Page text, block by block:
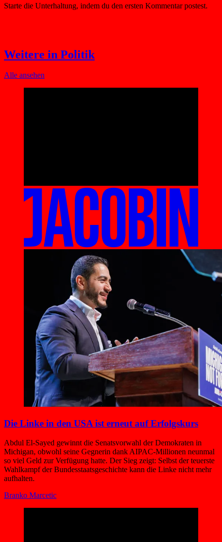
Weitere in Politik
Alle ansehen
Die Linke in den USA ist erneut auf Erfolgskurs
Abdul El-Sayed gewinnt die Senatsvorwahl der Demokraten in
Michigan, obwohl seine Gegnerin dank AIPAC-Millionen neunmal
so viel Geld zur Verfügung hatte. Der Sieg zeigt: Selbst der teuerste
Wahlkampf der Bundesstaatsgeschichte kann die Linke nicht mehr
aufhalten.
Branko Marcetic